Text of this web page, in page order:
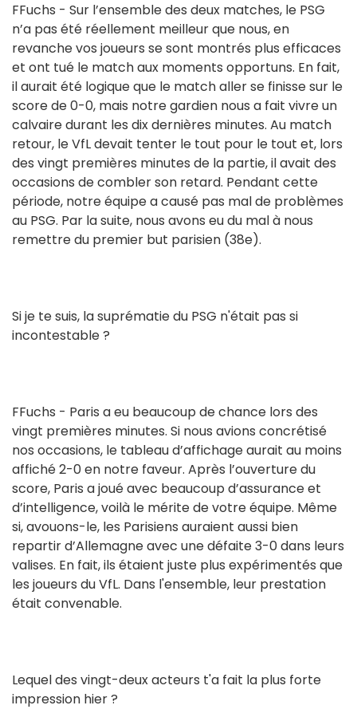
FFuchs - Sur l’ensemble des deux matches, le PSG
n’a pas été réellement meilleur que nous, en
revanche vos joueurs se sont montrés plus efficaces
et ont tué le match aux moments opportuns. En fait,
il aurait été logique que le match aller se finisse sur le
score de 0-0, mais notre gardien nous a fait vivre un
calvaire durant les dix dernières minutes. Au match
retour, le VfL devait tenter le tout pour le tout et, lors
des vingt premières minutes de la partie, il avait des
occasions de combler son retard. Pendant cette
période, notre équipe a causé pas mal de problèmes
au PSG. Par la suite, nous avons eu du mal à nous
remettre du premier but parisien (38e).
Si je te suis, la suprématie du PSG n'était pas si
incontestable ?
FFuchs - Paris a eu beaucoup de chance lors des
vingt premières minutes. Si nous avions concrétisé
nos occasions, le tableau d’affichage aurait au moins
affiché 2-0 en notre faveur. Après l’ouverture du
score, Paris a joué avec beaucoup d’assurance et
d’intelligence, voilà le mérite de votre équipe. Même
si, avouons-le, les Parisiens auraient aussi bien
repartir d’Allemagne avec une défaite 3-0 dans leurs
valises. En fait, ils étaient juste plus expérimentés que
les joueurs du VfL. Dans l'ensemble, leur prestation
était convenable.
Lequel des vingt-deux acteurs t'a fait la plus forte
impression hier ?